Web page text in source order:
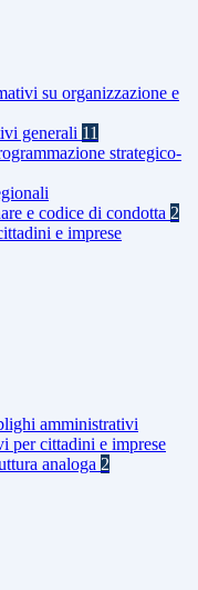
su organizzazione e
generali 11
strategico-
e codice di condotta 2
e imprese
amministrativi
per cittadini e imprese
analoga 2